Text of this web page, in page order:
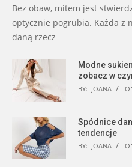
Bez obaw, mitem jest
optycznie pogrubia. Każda z
daną rzecz
Modne
zobacz w
BY: JOANA
Spódnice
tendencje
BY: JOANA